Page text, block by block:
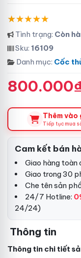
Tình trạng: Còn
Sku: 16109
Danh mục: Cốc
Thêm vào
Tiếp tục mua
Cam kết bán
Giao hàng toàn
Giao trong 30
Che tên sản
24/7 Hotline:
24/24)
Thông tin
Thông tin chi tiết